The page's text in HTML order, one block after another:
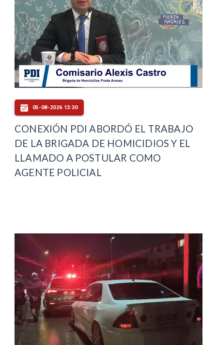
05-08-2026 13:30
CONEXIÓN PDI ABORDÓ EL TRABAJO
DE LA BRIGADA DE HOMICIDIOS Y EL
LLAMADO A POSTULAR COMO
AGENTE POLICIAL